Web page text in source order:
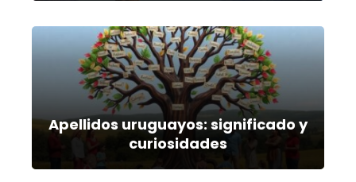
Apellidos uruguayos: significado y
curiosidades